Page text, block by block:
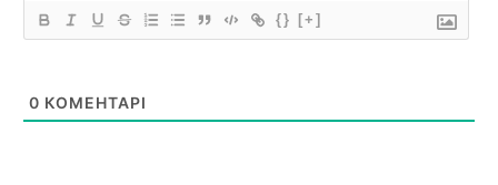
{} [+]
0 КОМЕНТАРІ